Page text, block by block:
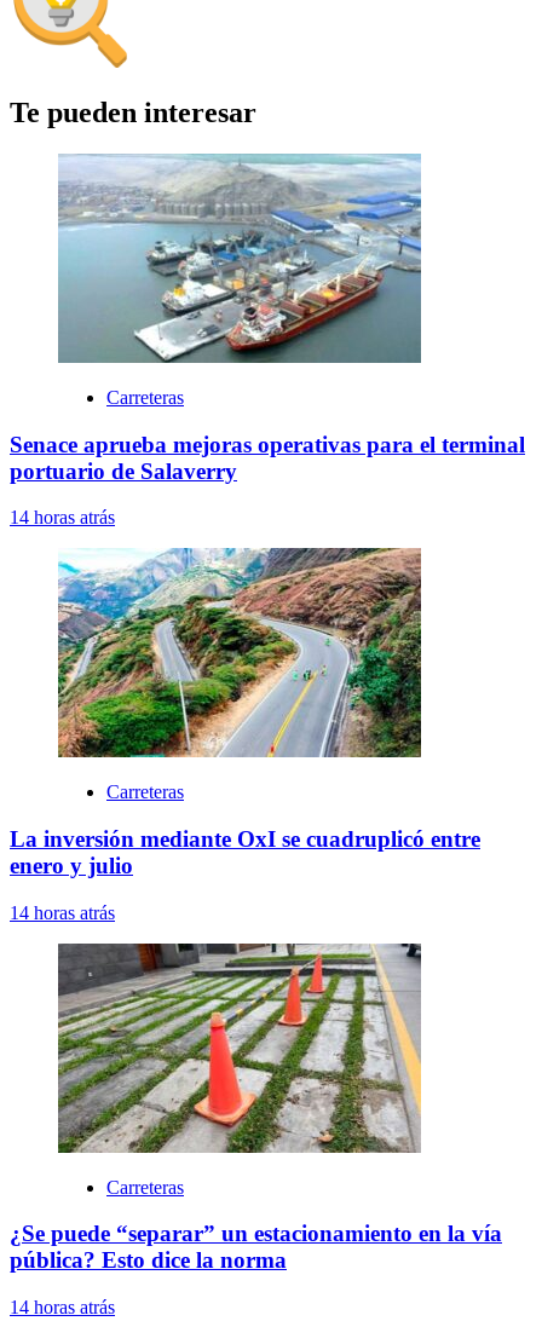
Te pueden interesar
Carreteras
Senace aprueba mejoras operativas para el terminal
portuario de Salaverry
14 horas atrás
Carreteras
La inversión mediante OxI se cuadruplicó entre
enero y julio
14 horas atrás
Carreteras
¿Se puede “separar” un estacionamiento en la vía
pública? Esto dice la norma
14 horas atrás